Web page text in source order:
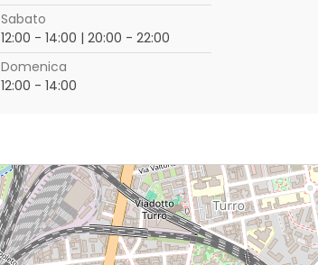
Sabato
12:00 - 14:00 | 20:00 - 22:00
Domenica
12:00 - 14:00